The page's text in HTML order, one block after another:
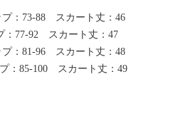
：73-88 スカート丈：46
：77-92 スカート丈：47
：81-96 スカート丈：48
：85-100 スカート丈：49